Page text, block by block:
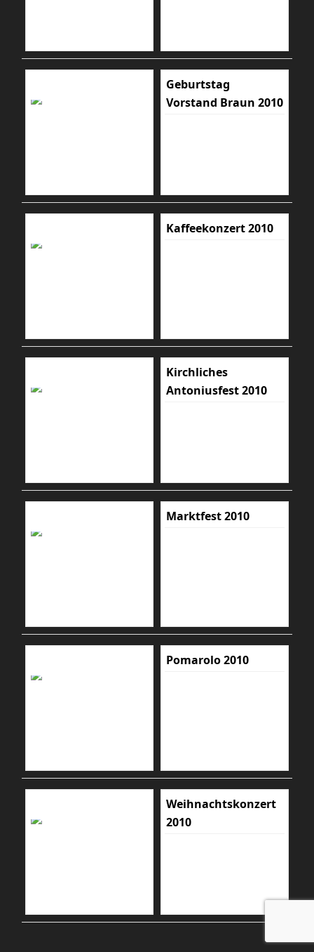
Geburtstag
Vorstand Braun 2010
Kaffeekonzert 2010
Kirchliches
Antoniusfest 2010
Marktfest 2010
Pomarolo 2010
Weihnachtskonzert
2010